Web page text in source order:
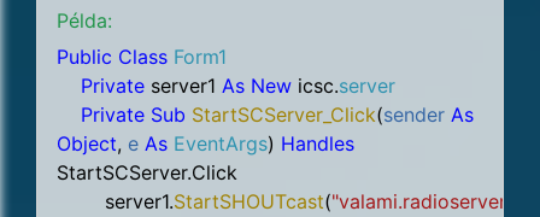
Példa:
Public Class Form1
Private server1 As New icsc.server
Private Sub StartSCServer_Click(sender As
Object, e As EventArgs) Handles
StartSCServer.Click
server1.StartSHOUTcast("valami.radioserver.hu"